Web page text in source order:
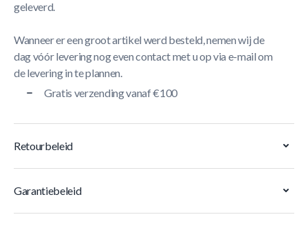
geleverd.
Wanneer er een groot artikel werd besteld, nemen wij de
dag vóór levering nog even contact met u op via e-mail om
de levering in te plannen.
Gratis verzending vanaf €100
Retourbeleid
Garantiebeleid